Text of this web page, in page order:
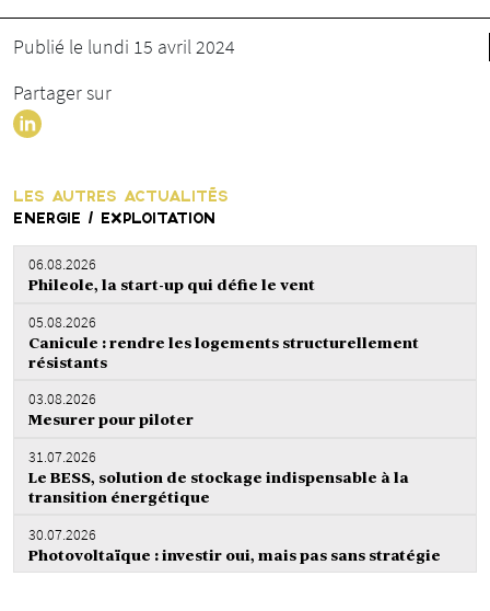
Publié le lundi 15 avril 2024
Partager sur
LES AUTRES ACTUALITÉS
ENERGIE / EXPLOITATION
06.08.2026
Phileole, la start-up qui défie le vent
05.08.2026
Canicule : rendre les logements structurellement
résistants
03.08.2026
Mesurer pour piloter
31.07.2026
Le BESS, solution de stockage indispensable à la
transition énergétique
30.07.2026
Photovoltaïque : investir oui, mais pas sans stratégie